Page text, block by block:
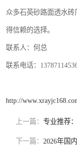
众多石英砂路面透水
得信赖的选择。
联系人：何总
联系电话：
http://
上一篇： 专业推荐
下一篇： 2026年国